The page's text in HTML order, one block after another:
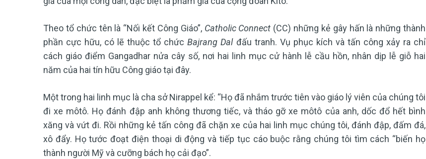
Theo tổ chức tên là “Nối kết Công Giáo”, Catholic Connect (CC) những kẻ gây hấn là những thành
phần cực hữu, có lẽ thuộc tổ chứcBajrang Dalđấu tranh. Vụ phục kích và tấn công xảy ra chỉ
cách giáo điểm Gangadhar nửa cây số, nơi hai linh mục cử hành lễ cầu hồn, nhân dịp lễ giỗ hai
năm của hai tín hữu Công giáo tại đây.
Một trong hai linh mục là cha sở Nirappel kể: “Họ đã nhắm trước tiên vào giáo lý viên của chúng tôi
đi xe môtô. Họ đánh đập anh không thương tiếc, và tháo gỡ xe môtô của anh, dốc đổ hết bình
xăng và vứt đi. Rồi những kẻ tấn công đã chặn xe của hai linh mục chúng tôi, đánh đập, đấm đá,
xô đẩy. Họ tước đoạt điện thoại di động và tiếp tục cáo buộc rằng chúng tôi tìm cách “biến họ
thành người Mỹ và cưỡng bách họ cải đạo”.